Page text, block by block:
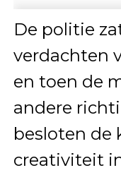
De politie
verdachten
en toen de
andere
besloten de
creativiteit